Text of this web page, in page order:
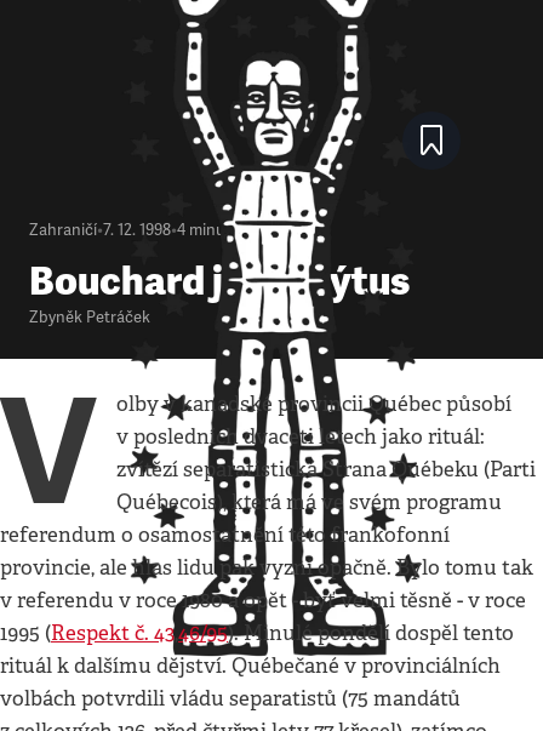
Zahraničí•7. 12. 1998•4 minuty
Bouchard jako mýtus
Zbyněk Petráček
V
olby v kanadské provincii Québec působí
v posledních dvaceti letech jako rituál:
zvítězí separatistická Strana Québeku (Parti
Québecois), která má ve svém programu
referendum o osamostatnění této frankofonní
provincie, ale hlas lidu pak vyzní opačně. Bylo tomu tak
v referendu v roce 1980 a opět - byť velmi těsně - v roce
1995 (Respekt č. 4346/95). Minulé pondělí dospěl tento
rituál k dalšímu dějství. Québečané v provinciálních
volbách potvrdili vládu separatistů (75 mandátů